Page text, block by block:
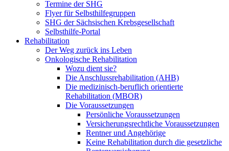
Termine der SHG
Flyer für Selbsthilfegruppen
SHG der Sächsischen Krebsgesellschaft
Selbsthilfe-Portal
Rehabilitation
Der Weg zurück ins Leben
Onkologische Rehabilitation
Wozu dient sie?
Die Anschlussrehabilitation (AHB)
Die medizinisch-beruflich orientierte
Rehabilitation (MBOR)
Die Voraussetzungen
Persönliche Voraussetzungen
Versicherungsrechtliche Voraussetzungen
Rentner und Angehörige
Keine Rehabilitation durch die gesetzliche